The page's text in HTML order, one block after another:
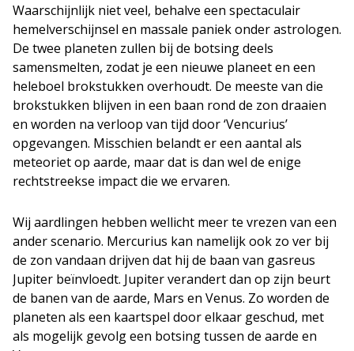
Waarschijnlijk niet veel, behalve een spectaculair
hemelverschijnsel en massale paniek onder astrologen.
De twee planeten zullen bij de botsing deels
samensmelten, zodat je een nieuwe planeet en een
heleboel brokstukken overhoudt. De meeste van die
brokstukken blijven in een baan rond de zon draaien
en worden na verloop van tijd door ‘Vencurius’
opgevangen. Misschien belandt er een aantal als
meteoriet op aarde, maar dat is dan wel de enige
rechtstreekse impact die we ervaren.
Wij aardlingen hebben wellicht meer te vrezen van een
ander scenario. Mercurius kan namelijk ook zo ver bij
de zon vandaan drijven dat hij de baan van gasreus
Jupiter beïnvloedt. Jupiter verandert dan op zijn beurt
de banen van de aarde, Mars en Venus. Zo worden de
planeten als een kaartspel door elkaar geschud, met
als mogelijk gevolg een botsing tussen de aarde en